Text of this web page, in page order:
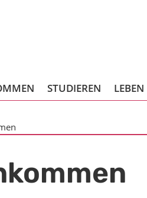
STUDIEREN LEBEN